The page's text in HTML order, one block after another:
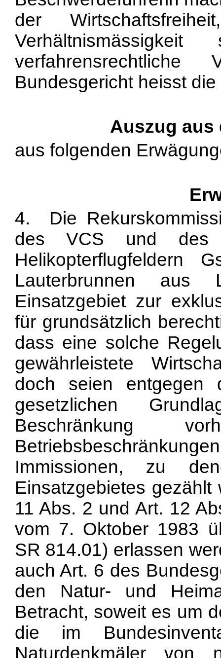
der
Bundesgericht heisst
Auszug aus
aus folgenden
4. Die
des VCS und des
Helikopterflugfeldern
Lauterbrunnen aus
Einsatzgebiet zur
für grundsätzlich
dass eine solche
gewährleistete
doch seien entgegen
gesetzlichen
Beschränkung
Immissionen, zu
Einsatzgebietes
11 Abs. 2 und Art. 12
vom 7. Oktober 1983
SR 814.01) erlassen
auch Art. 6 des
den Natur- und
Betracht, soweit es um
die im
Naturdenkmäler von